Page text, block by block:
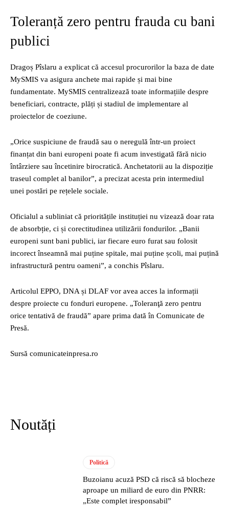
Toleranță zero pentru frauda cu bani
publici
Dragoș Pîslaru a explicat că accesul procurorilor la baza de date
MySMIS va asigura anchete mai rapide și mai bine
fundamentate. MySMIS centralizează toate informațiile despre
beneficiari, contracte, plăți și stadiul de implementare al
proiectelor de coeziune.
„Orice suspiciune de fraudă sau o neregulă într-un proiect
finanțat din bani europeni poate fi acum investigată fără nicio
întârziere sau încetinire birocratică. Anchetatorii au la dispoziție
traseul complet al banilor”, a precizat acesta prin intermediul
unei postări pe rețelele sociale.
Oficialul a subliniat că prioritățile instituției nu vizează doar rata
de absorbție, ci și corectitudinea utilizării fondurilor. „Banii
europeni sunt bani publici, iar fiecare euro furat sau folosit
incorect înseamnă mai puține spitale, mai puține școli, mai puțină
infrastructură pentru oameni”, a conchis Pîslaru.
Articolul EPPO, DNA și DLAF vor avea acces la informații
despre proiecte cu fonduri europene. „Toleranţă zero pentru
orice tentativă de fraudă” apare prima dată în Comunicate de
Presă.
Sursă comunicateinpresa.ro
Noutăți
Politică
Buzoianu acuză PSD că riscă să blocheze
aproape un miliard de euro din PNRR:
„Este complet iresponsabil”